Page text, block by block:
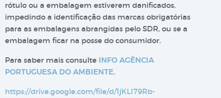
rótulo ou a embalagem estiverem danificados,
impedindo a identificação das marcas obrigatórias
para as embalagens abrangidas pelo SDR, ou se a
embalagem ficar na posse do consumidor.
Para saber mais consulte INFO AGÊNCIA
PORTUGUESA DO AMBIENTE.
https://drive.google.com/file/d/1jKLI79Rb-